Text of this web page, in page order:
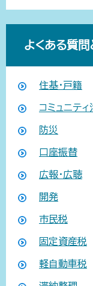
よくある質問
住基・戸籍
コミュニテ
防災
口座振替
広報・広聴
開発
市民税
固定資産税
軽自動車税